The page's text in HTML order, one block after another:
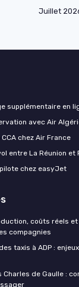
Juillet
supplémentaire en
avec Air
chez Air France
entre La Réunion et
chez easyJet
coûts réels
compagnies
taxis à ADP :
de Gaulle :